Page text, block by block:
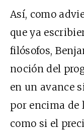
Así, como
que ya
filósofos,
noción del
en un avance
por encima de
como si el